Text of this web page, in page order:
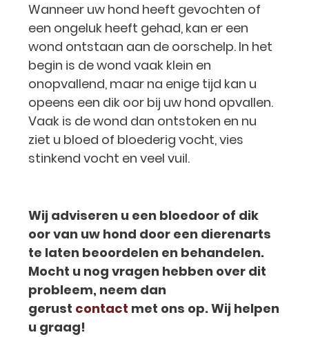
Wanneer uw hond heeft gevochten of
een ongeluk heeft gehad, kan er een
wond ontstaan aan de oorschelp. In het
begin is de wond vaak klein en
onopvallend, maar na enige tijd kan u
opeens een dik oor bij uw hond opvallen.
Vaak is de wond dan ontstoken en nu
ziet u bloed of bloederig vocht, vies
stinkend vocht en veel vuil.
Wij adviseren u een bloedoor of dik
oor van uw hond door een dierenarts
te laten beoordelen en behandelen.
Mocht u nog vragen hebben over dit
probleem, neem dan
gerust contact met ons op. Wij helpen
u graag!